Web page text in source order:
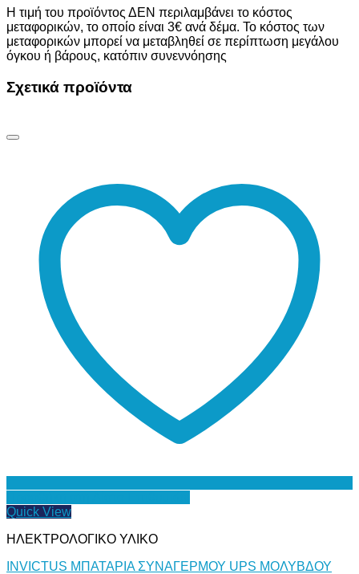
Η τιμή του προϊόντος ΔΕΝ περιλαμβάνει το κόστος
μεταφορικών, το οποίο είναι 3€ ανά δέμα. Το κόστος των
μεταφορικών μπορεί να μεταβληθεί σε περίπτωση μεγάλου
όγκου ή βάρους, κατόπιν συνεννόησης
Σχετικά προϊόντα
Quick View
ΗΛΕΚΤΡΟΛΟΓΙΚΟ ΥΛΙΚΟ
INVICTUS ΜΠΑΤΑΡΙΑ ΣΥΝΑΓΕΡΜΟΥ UPS ΜΟΛΥΒΔΟΥ